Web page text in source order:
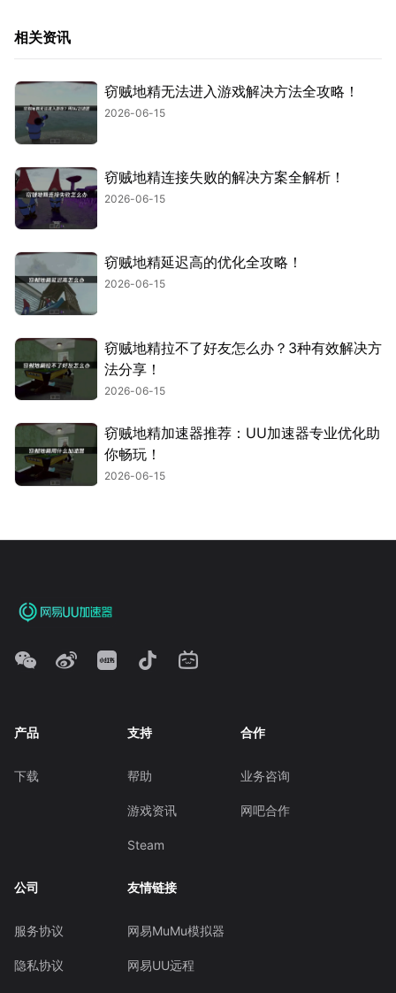
相关资讯
窃贼地精无法进入游戏解决方法全攻略！
2026-06-15
窃贼地精连接失败的解决方案全解析！
2026-06-15
窃贼地精延迟高的优化全攻略！
2026-06-15
窃贼地精拉不了好友怎么办？3种有效解决方
法分享！
2026-06-15
窃贼地精加速器推荐：UU加速器专业优化助
你畅玩！
2026-06-15
产品
下载
支持
帮助
游戏资讯
Steam
合作
业务咨询
网吧合作
公司
服务协议
隐私协议
友情链接
网易MuMu模拟器
网易UU远程